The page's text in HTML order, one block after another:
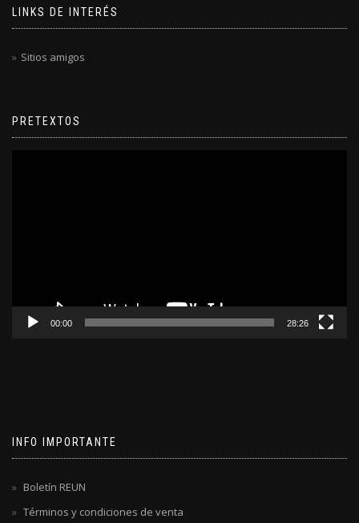
LINKS DE INTERÉS
Sitios amigos
PRETEXTOS
00:00 28:26
INFO IMPORTANTE
Boletín REUN
Términos y condiciones de venta